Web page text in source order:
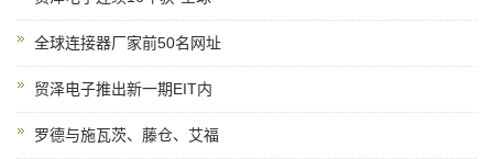
全球连接器厂家前50名网址
贸泽电子推出新一期EIT内
罗德与施瓦茨、藤仓、艾福